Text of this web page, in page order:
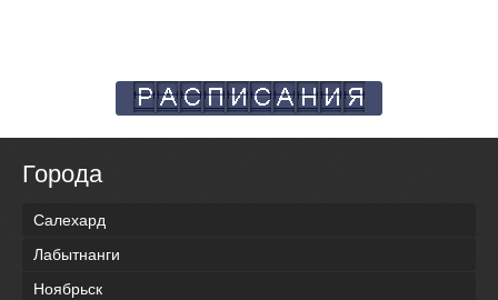
Города
Салехард
Лабытнанги
Ноябрьск